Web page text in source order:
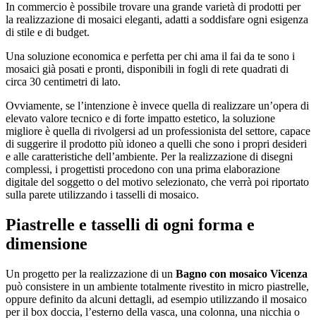
In commercio è possibile trovare una grande varietà di prodotti per
la realizzazione di mosaici eleganti, adatti a soddisfare ogni esigenza
di stile e di budget.
Una soluzione economica e perfetta per chi ama il fai da te sono i
mosaici già posati e pronti, disponibili in fogli di rete quadrati di
circa 30 centimetri di lato.
Ovviamente, se l’intenzione è invece quella di realizzare un’opera di
elevato valore tecnico e di forte impatto estetico, la soluzione
migliore è quella di rivolgersi ad un professionista del settore, capace
di suggerire il prodotto più idoneo a quelli che sono i propri desideri
e alle caratteristiche dell’ambiente. Per la realizzazione di disegni
complessi, i progettisti procedono con una prima elaborazione
digitale del soggetto o del motivo selezionato, che verrà poi riportato
sulla parete utilizzando i tasselli di mosaico.
Piastrelle e tasselli di ogni forma e
dimensione
Un progetto per la realizzazione di un Bagno con mosaico Vicenza
può consistere in un ambiente totalmente rivestito in micro piastrelle,
oppure definito da alcuni dettagli, ad esempio utilizzando il mosaico
per il box doccia, l’esterno della vasca, una colonna, una nicchia o